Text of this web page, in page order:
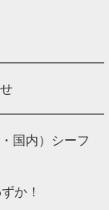
国内）シーフ
か！